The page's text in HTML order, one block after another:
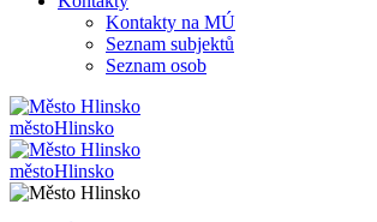
Kontakty na MÚ
Seznam subjektů
Seznam osob
městoHlinsko
městoHlinsko